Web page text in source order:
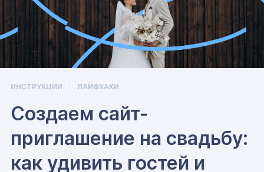
ИНСТРУКЦИИ ЛАЙФХАКИ
Создаем сайт-
приглашение на свадьбу:
как удивить гостей и